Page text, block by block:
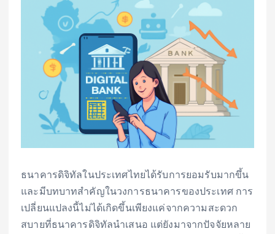
ธนาคารดิจิทัลในประเทศไทยได้รับการยอมรับมากขึ้น
และมีบทบาทสำคัญในวงการธนาคารของประเทศ การ
เปลี่ยนแปลงนี้ไม่ได้เกิดขึ้นเพียงแค่จากความสะดวก
สบายที่ธนาคารดิจิทัลนำเสนอ แต่ยังมาจากปัจจัยหลาย